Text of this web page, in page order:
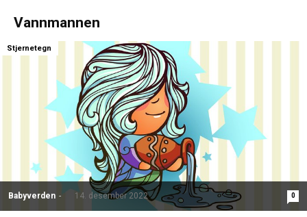
Vannmannen
Babyverden - 14. desember 2022 0
Stjernetegn